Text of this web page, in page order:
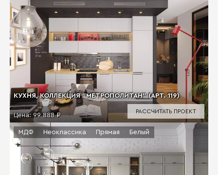
КУХНЯ, КОЛЛЕКЦИЯ "МЕТРОПОЛИТАН" (АРТ. 119)
Цена: 99 888 ₽
РАССЧИТАТЬ ПРОЕКТ
МДФ Неоклассика Прямая Белый